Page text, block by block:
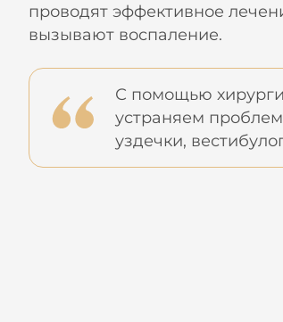
проводят эффективное
вызывают воспаление.
С помощью
устраняем
уздечки,